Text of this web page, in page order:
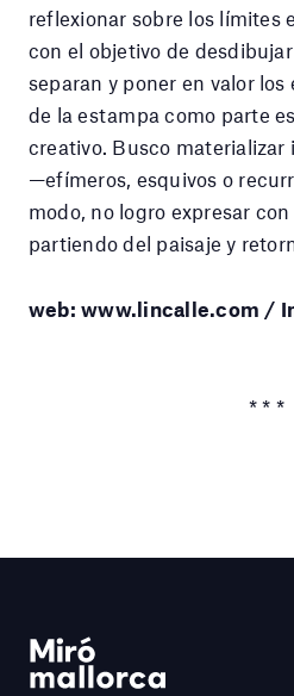
reflexionar sobre los límites
con el objetivo de
separan y poner en valor
de la estampa como parte
creativo. Busco
—efímeros, esquivos o
modo, no logro expresar
partiendo del paisaje y
web: www.lincalle.com /
* * *